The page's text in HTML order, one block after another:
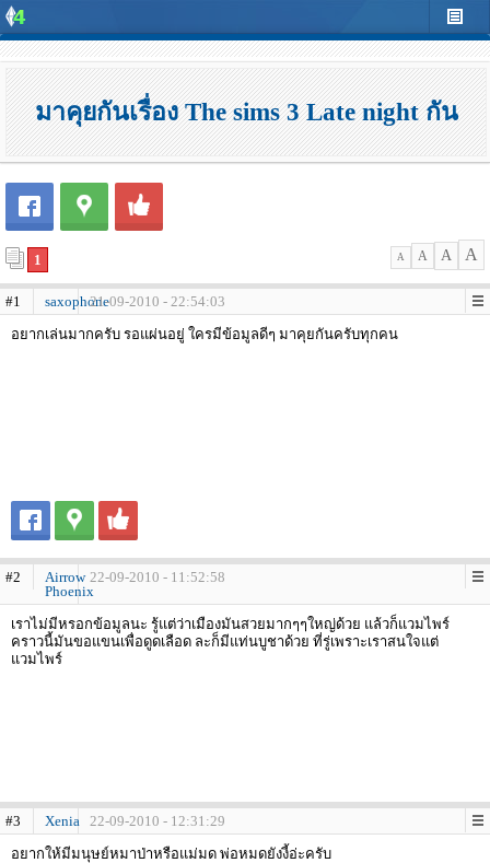
มาคุยกันเรื่อง The sims 3 Late night กัน
1 A A A A
#1 saxophone21-09-2010 - 22:54:03
อยากเล่นมากครับ รอแผ่นอยู่ ใครมีข้อมูลดีๆ มาคุยกันครับทุกคน
#2
Airrow
Phoenix
22-09-2010 - 11:52:58
เราไม่มีหรอกข้อมูลนะ รู้แต่ว่าเมืองมันสวยมากๆๆใหญ่ด้วย แล้วก็แวมไพร์
คราวนี้มันขอแขนเพื่อดูดเลือด ละก็มีแท่นบูชาด้วย ที่รู่เพราะเราสนใจแต่
แวมไพร์
#3 Xenia 22-09-2010 - 12:31:29
อยากให้มีมนุษย์หมาป่าหรือแม่มด พ่อหมดยังงี้อ่ะครับ